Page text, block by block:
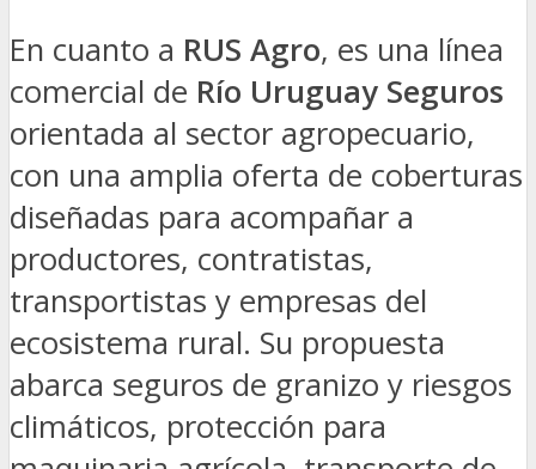
En cuanto a RUS Agro, es una línea
comercial de Río Uruguay Seguros
orientada al sector agropecuario,
con una amplia oferta de coberturas
diseñadas para acompañar a
productores, contratistas,
transportistas y empresas del
ecosistema rural. Su propuesta
abarca seguros de granizo y riesgos
climáticos, protección para